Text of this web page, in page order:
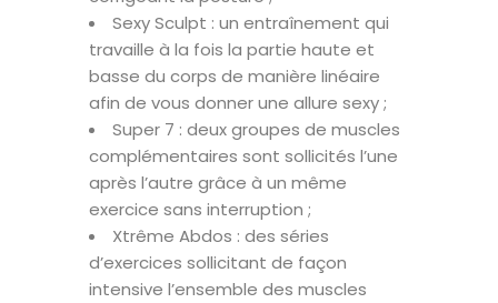
Sexy Sculpt : un entraînement qui
travaille à la fois la partie haute et
basse du corps de manière linéaire
afin de vous donner une allure sexy ;
Super 7 : deux groupes de muscles
complémentaires sont sollicités l’une
après l’autre grâce à un même
exercice sans interruption ;
Xtrême Abdos : des séries
d’exercices sollicitant de façon
intensive l’ensemble des muscles